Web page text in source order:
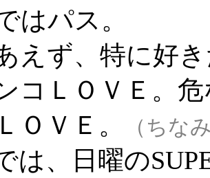
はパス。
えず、特に好
コＬＯＶＥ。
ＯＶＥ。
（ちな
、日曜の